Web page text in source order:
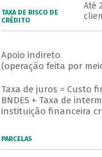
TAXA DE RISCO DE
CRÉDITO
Até
Apoio indireto
(operação feita por
Taxa de juros = Custo
BNDES + Taxa de
instituição financeira
PARCELAS